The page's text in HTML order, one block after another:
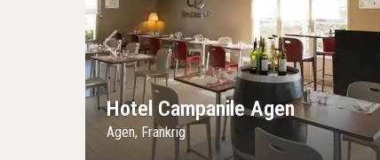
Forrige billede
Hotel Campanile Agen
Agen, Frankrig